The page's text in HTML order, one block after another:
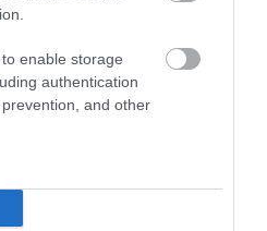
enable storage
authentication
and other